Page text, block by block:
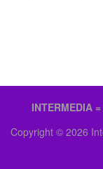
INTERMEDIA
Copyright © 2026